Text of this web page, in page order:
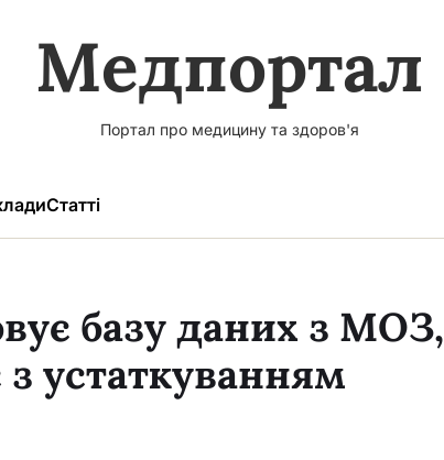
Медпортал
Портал про медицину та здоров'я
Статті
базу даних з МОЗ,
устаткуванням